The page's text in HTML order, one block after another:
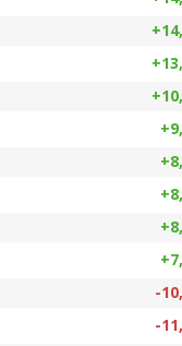
-
-